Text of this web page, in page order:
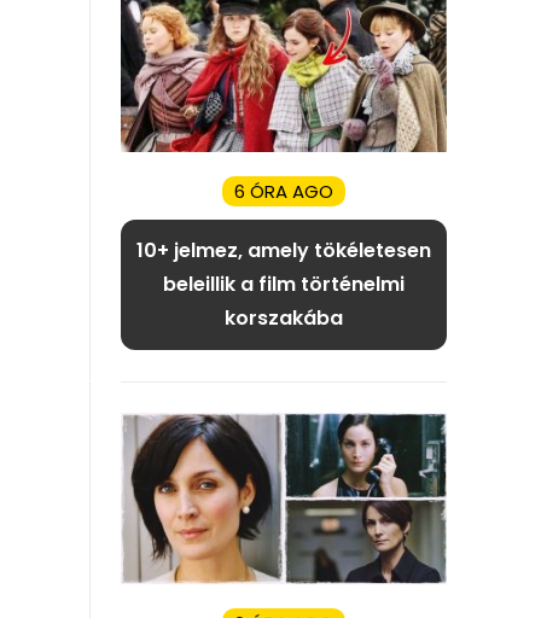
6 ÓRA AGO
10+ jelmez, amely tökéletesen
beleillik a film történelmi
korszakába